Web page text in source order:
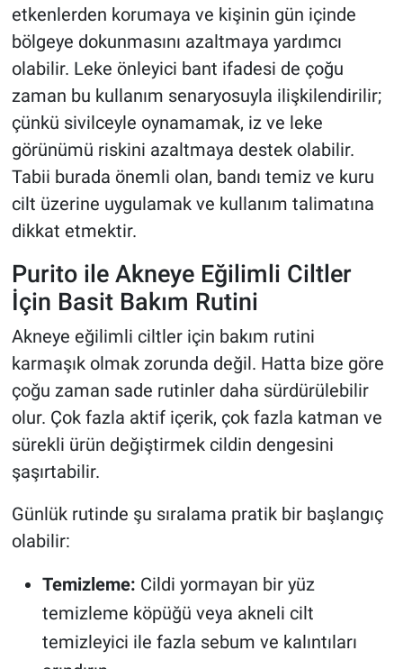
etkenlerden korumaya ve kişinin gün içinde
bölgeye dokunmasını azaltmaya yardımcı
olabilir. Leke önleyici bant ifadesi de çoğu
zaman bu kullanım senaryosuyla ilişkilendirilir;
çünkü sivilceyle oynamamak, iz ve leke
görünümü riskini azaltmaya destek olabilir.
Tabii burada önemli olan, bandı temiz ve kuru
cilt üzerine uygulamak ve kullanım talimatına
dikkat etmektir.
Purito ile Akneye Eğilimli Ciltler
İçin Basit Bakım Rutini
Akneye eğilimli ciltler için bakım rutini
karmaşık olmak zorunda değil. Hatta bize göre
çoğu zaman sade rutinler daha sürdürülebilir
olur. Çok fazla aktif içerik, çok fazla katman ve
sürekli ürün değiştirmek cildin dengesini
şaşırtabilir.
Günlük rutinde şu sıralama pratik bir başlangıç
olabilir:
Temizleme: Cildi yormayan bir yüz
temizleme köpüğü veya akneli cilt
temizleyici ile fazla sebum ve kalıntıları